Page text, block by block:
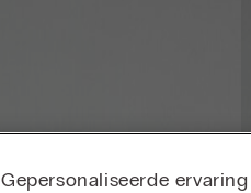
Gepersonaliseerde ervaring